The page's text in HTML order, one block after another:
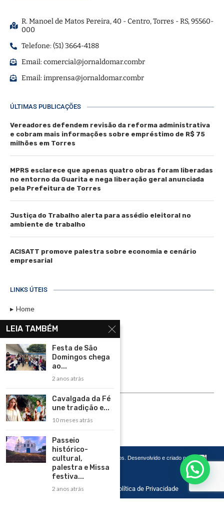
R. Manoel de Matos Pereira, 40 - Centro, Torres - RS, 95560-
000
Telefone: (51) 3664-4188
Email:comercial@jornaldomar.combr
Email:imprensa@jornaldomar.combr
ÚLTIMAS PUBLICAÇÕES
Vereadores defendem revisão da reforma administrativa
e cobram mais informações sobre empréstimo de R$ 75
milhões em Torres
MPRS esclarece que apenas quatro obras foram liberadas
no entorno da Guarita e nega liberação geral anunciada
pela Prefeitura de Torres
Justiça do Trabalho alerta para assédio eleitoral no
ambiente de trabalho
ACISATT promove palestra sobre economia e cenário
empresarial
LINKS ÚTEIS
Home
Assinar
Contato
Política de Privacidade
Rádio Maristela - Ao Vivo
ASSINE
Copyright 2026 – Todos os Direitos Reservados. Desenvolvido e criado por
Cadô
Agência de Marketing
Home Contato Política de Privacidade
LEIA TAMBÉM
Festa de São
Domingos chega
ao...
2 anos atrás
Cavalgada da Fé
une tradição e...
10 meses atrás
Passeio
histórico-
cultural,
palestra e Missa
festiva...
2 anos atrás